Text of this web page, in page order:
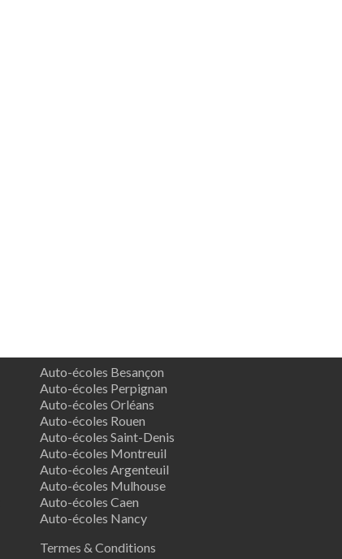
Auto-écoles Besançon
Auto-écoles Perpignan
Auto-écoles Orléans
Auto-écoles Rouen
Auto-écoles Saint-Denis
Auto-écoles Montreuil
Auto-écoles Argenteuil
Auto-écoles Mulhouse
Auto-écoles Caen
Auto-écoles Nancy
Termes & Conditions